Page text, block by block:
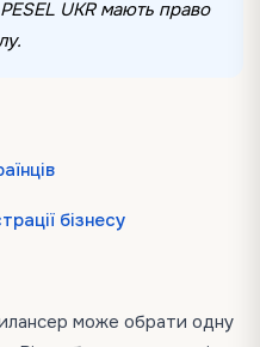
UKR мають право
бізнесу
може обрати одну